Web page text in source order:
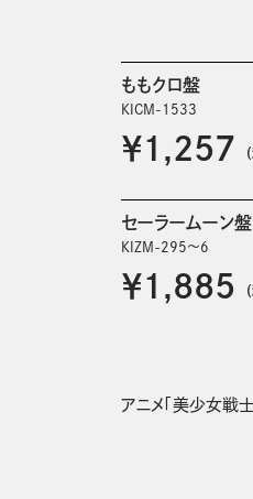
ももクロ盤
KICM-1533
￥1,257
セーラームーン盤
KIZM-295～6
￥1,885
アニメ「美少女戦